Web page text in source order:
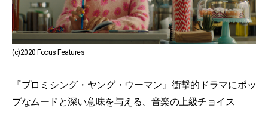
(c)2020 Focus Features
『プロミシング・ヤング・ウーマン』衝撃的ドラマにポッ
プなムードと深い意味を与える、音楽の上級チョイス